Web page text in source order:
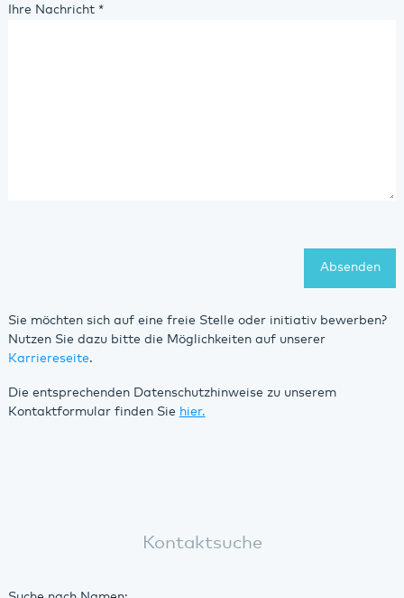
Ihre Nachricht *
Absenden
Sie möchten sich auf eine freie Stelle oder initiativ bewerben?
Nutzen Sie dazu bitte die Möglichkeiten auf unserer
Karriereseite.
Die entsprechenden Datenschutzhinweise zu unserem
Kontaktformular finden Sie hier.
Kontaktsuche